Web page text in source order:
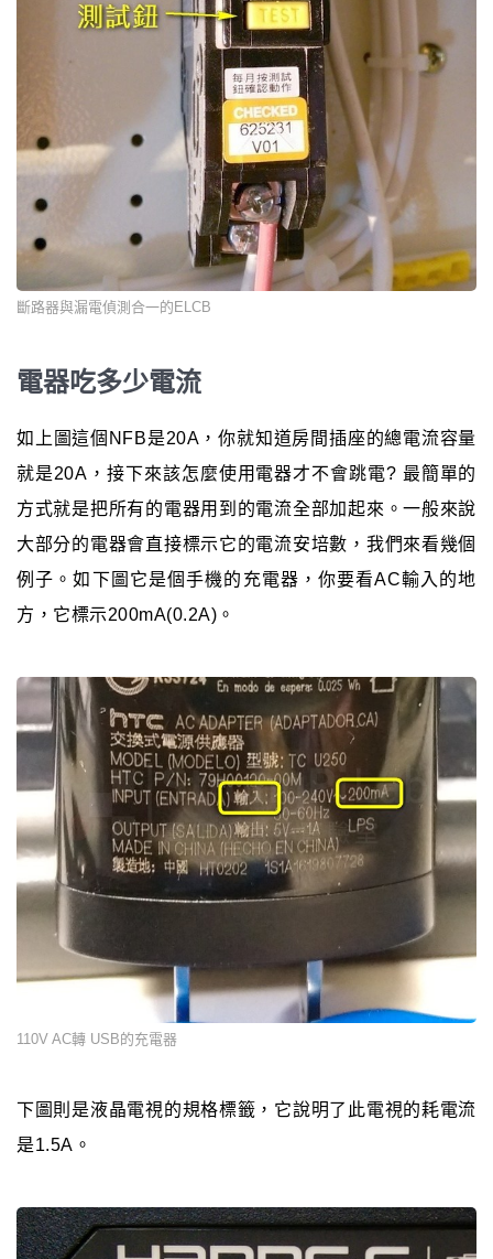
斷路器與漏電偵測合一的ELCB
電器吃多少電流
如上圖這個NFB是20A，你就知道房間插座的總電流容量
就是20A，接下來該怎麼使用電器才不會跳電? 最簡單的
方式就是把所有的電器用到的電流全部加起來。一般來說
大部分的電器會直接標示它的電流安培數，我們來看幾個
例子。如下圖它是個手機的充電器，你要看AC輸入的地
方，它標示200mA(0.2A)。
110V AC轉 USB的充電器
下圖則是液晶電視的規格標籤，它說明了此電視的耗電流
是1.5A。